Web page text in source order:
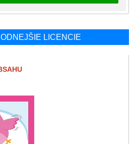
LICENCIE